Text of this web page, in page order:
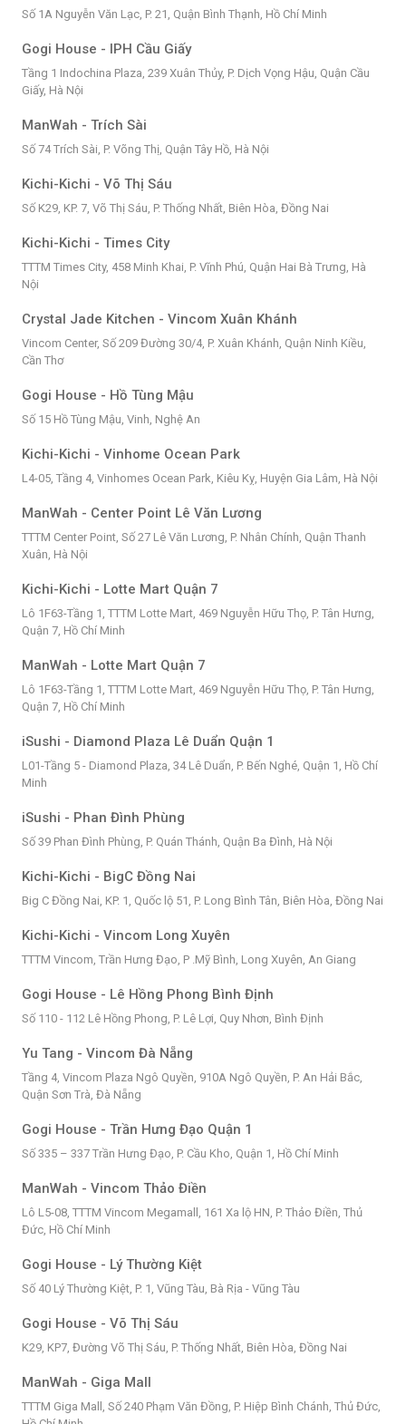
Số 1A Nguyễn Văn Lạc, P. 21, Quận Bình Thạnh, Hồ Chí Minh
Gogi House - IPH Cầu Giấy
Tầng 1 Indochina Plaza, 239 Xuân Thủy, P. Dịch Vọng Hậu, Quận Cầu
Giấy, Hà Nội
ManWah - Trích Sài
Số 74 Trích Sài, P. Võng Thị, Quận Tây Hồ, Hà Nội
Kichi-Kichi - Võ Thị Sáu
Số K29, KP. 7, Võ Thị Sáu, P. Thống Nhất, Biên Hòa, Đồng Nai
Kichi-Kichi - Times City
TTTM Times City, 458 Minh Khai, P. Vĩnh Phú, Quận Hai Bà Trưng, Hà
Nội
Crystal Jade Kitchen - Vincom Xuân Khánh
Vincom Center, Số 209 Đường 30/4, P. Xuân Khánh, Quận Ninh Kiều,
Cần Thơ
Gogi House - Hồ Tùng Mậu
Số 15 Hồ Tùng Mậu, Vinh, Nghệ An
Kichi-Kichi - Vinhome Ocean Park
L4-05, Tầng 4, Vinhomes Ocean Park, Kiêu Kỵ, Huyện Gia Lâm, Hà Nội
ManWah - Center Point Lê Văn Lương
TTTM Center Point, Số 27 Lê Văn Lương, P. Nhân Chính, Quận Thanh
Xuân, Hà Nội
Kichi-Kichi - Lotte Mart Quận 7
Lô 1F63-Tầng 1, TTTM Lotte Mart, 469 Nguyễn Hữu Thọ, P. Tân Hưng,
Quận 7, Hồ Chí Minh
ManWah - Lotte Mart Quận 7
Lô 1F63-Tầng 1, TTTM Lotte Mart, 469 Nguyễn Hữu Thọ, P. Tân Hưng,
Quận 7, Hồ Chí Minh
iSushi - Diamond Plaza Lê Duẩn Quận 1
L01-Tầng 5 - Diamond Plaza, 34 Lê Duẩn, P. Bến Nghé, Quận 1, Hồ Chí
Minh
iSushi - Phan Đình Phùng
Số 39 Phan Đình Phùng, P. Quán Thánh, Quận Ba Đình, Hà Nội
Kichi-Kichi - BigC Đồng Nai
Big C Đồng Nai, KP. 1, Quốc lộ 51, P. Long Bình Tân, Biên Hòa, Đồng Nai
Kichi-Kichi - Vincom Long Xuyên
TTTM Vincom, Trần Hưng Đạo, P .Mỹ Bình, Long Xuyên, An Giang
Gogi House - Lê Hồng Phong Bình Định
Số 110 - 112 Lê Hồng Phong, P. Lê Lợi, Quy Nhơn, Bình Định
Yu Tang - Vincom Đà Nẵng
Tầng 4, Vincom Plaza Ngô Quyền, 910A Ngô Quyền, P. An Hải Bắc,
Quận Sơn Trà, Đà Nẵng
Gogi House - Trần Hưng Đạo Quận 1
Số 335 – 337 Trần Hưng Đạo, P. Cầu Kho, Quận 1, Hồ Chí Minh
ManWah - Vincom Thảo Điền
Lô L5-08, TTTM Vincom Megamall, 161 Xa lộ HN, P. Thảo Điền, Thủ
Đức, Hồ Chí Minh
Gogi House - Lý Thường Kiệt
Số 40 Lý Thường Kiệt, P. 1, Vũng Tàu, Bà Rịa - Vũng Tàu
Gogi House - Võ Thị Sáu
K29, KP7, Đường Võ Thị Sáu, P. Thống Nhất, Biên Hòa, Đồng Nai
ManWah - Giga Mall
TTTM Giga Mall, Số 240 Phạm Văn Đồng, P. Hiệp Bình Chánh, Thủ Đức,